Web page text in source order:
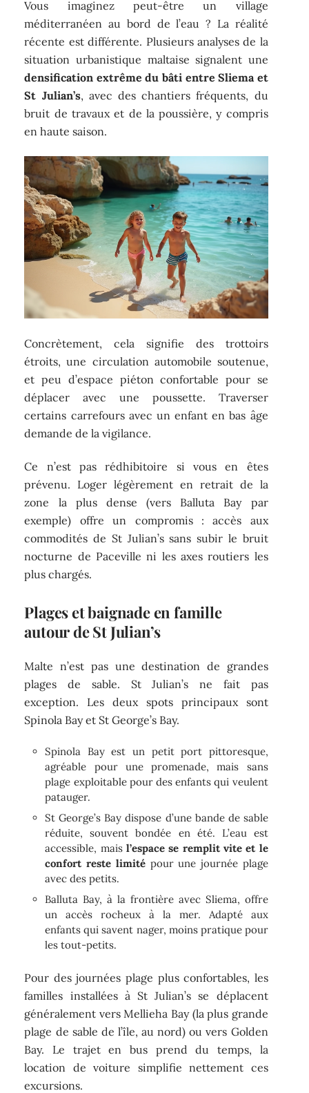
Vous imaginez peut-être un village
méditerranéen au bord de l’eau ? La réalité
récente est différente. Plusieurs analyses de la
situation urbanistique maltaise signalent une
densification extrême du bâti entre Sliema et
St Julian’s, avec des chantiers fréquents, du
bruit de travaux et de la poussière, y compris
en haute saison.
Concrètement, cela signifie des trottoirs
étroits, une circulation automobile soutenue,
et peu d’espace piéton confortable pour se
déplacer avec une poussette. Traverser
certains carrefours avec un enfant en bas âge
demande de la vigilance.
Ce n’est pas rédhibitoire si vous en êtes
prévenu. Loger légèrement en retrait de la
zone la plus dense (vers Balluta Bay par
exemple) offre un compromis : accès aux
commodités de St Julian’s sans subir le bruit
nocturne de Paceville ni les axes routiers les
plus chargés.
Plages et baignade en famille
autour de St Julian’s
Malte n’est pas une destination de grandes
plages de sable. St Julian’s ne fait pas
exception. Les deux spots principaux sont
Spinola Bay et St George’s Bay.
Spinola Bay est un petit port pittoresque,
agréable pour une promenade, mais sans
plage exploitable pour des enfants qui veulent
patauger.
St George’s Bay dispose d’une bande de sable
réduite, souvent bondée en été. L’eau est
accessible, maisl’espace se remplit vite et le
confort reste limitépour une journée plage
avec des petits.
Balluta Bay, à la frontière avec Sliema, offre
un accès rocheux à la mer. Adapté aux
enfants qui savent nager, moins pratique pour
les tout-petits.
Pour des journées plage plus confortables, les
familles installées à St Julian’s se déplacent
généralement vers Mellieha Bay (la plus grande
plage de sable de l’île, au nord) ou vers Golden
Bay. Le trajet en bus prend du temps, la
location de voiture simplifie nettement ces
excursions.